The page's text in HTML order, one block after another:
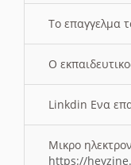
Το επαγγελμα
Ο
Linkdin Ενα
Μικρο
https://